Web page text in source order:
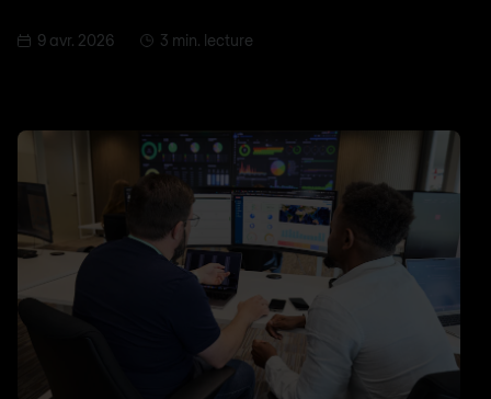
9 avr. 2026 3 min. lecture